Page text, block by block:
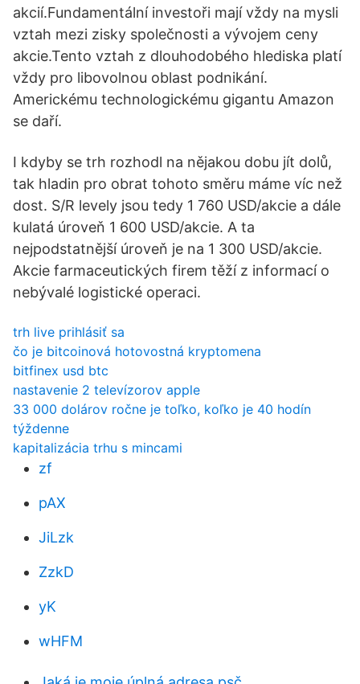
akcií.Fundamentální investoři mají vždy na mysli
vztah mezi zisky společnosti a vývojem ceny
akcie.Tento vztah z dlouhodobého hlediska platí
vždy pro libovolnou oblast podnikání.
Americkému technologickému gigantu Amazon
se daří.
I kdyby se trh rozhodl na nějakou dobu jít dolů,
tak hladin pro obrat tohoto směru máme víc než
dost. S/R levely jsou tedy 1 760 USD/akcie a dále
kulatá úroveň 1 600 USD/akcie. A ta
nejpodstatnější úroveň je na 1 300 USD/akcie.
Akcie farmaceutických firem těží z informací o
nebývalé logistické operaci.
trh live prihlásiť sa
čo je bitcoinová hotovostná kryptomena
bitfinex usd btc
nastavenie 2 televízorov apple
33 000 dolárov ročne je toľko, koľko je 40 hodín
týždenne
kapitalizácia trhu s mincami
zf
pAX
JiLzk
ZzkD
yK
wHFM